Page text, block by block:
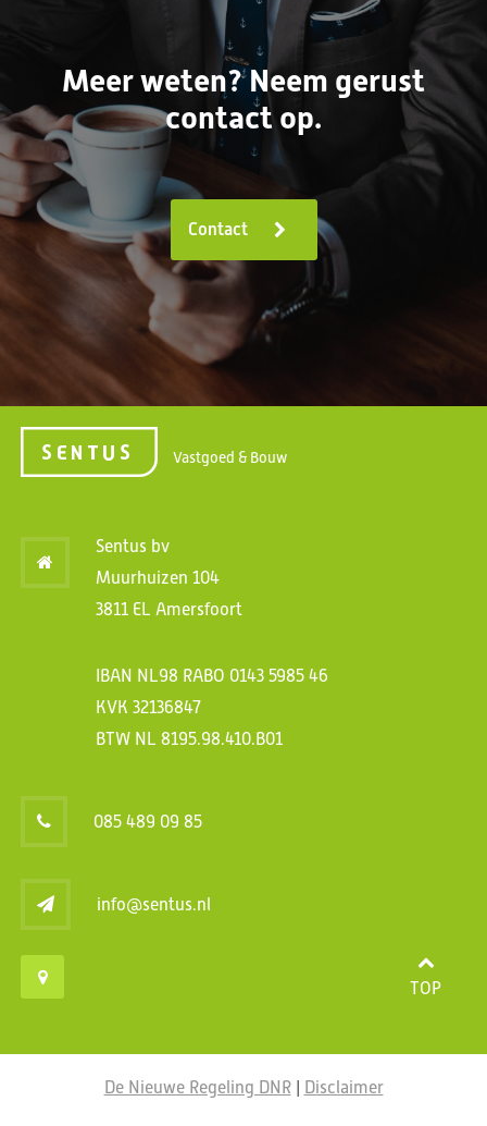
Meer weten? Neem gerust
contact op.
Contact
Vastgoed & Bouw
Sentus bv
Muurhuizen 104
3811 EL Amersfoort
IBAN NL98 RABO 0143 5985 46
KVK 32136847
BTW NL 8195.98.410.B01
085 489 09 85
info@sentus.nl
TOP
De Nieuwe Regeling DNR| Disclaimer